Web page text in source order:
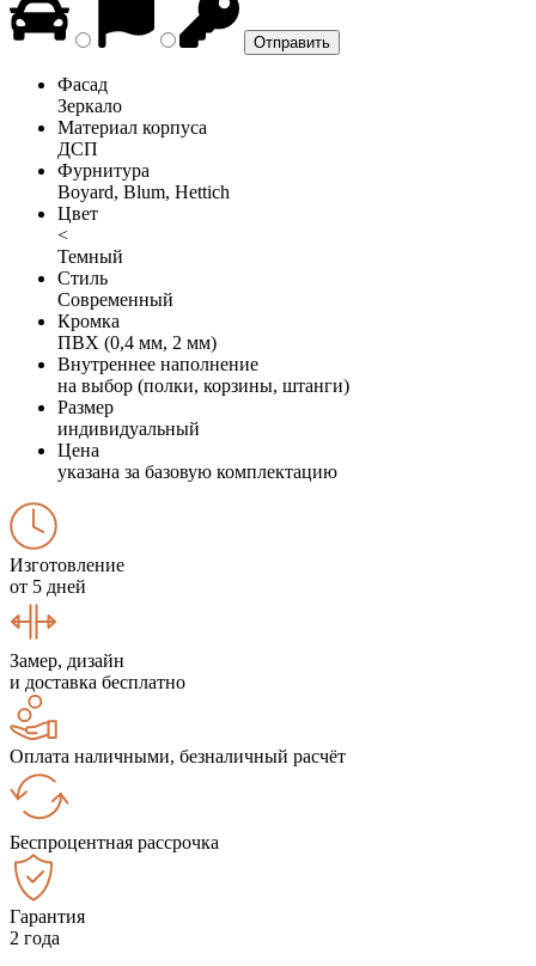
Фасад
Зеркало
Материал корпуса
ДСП
Фурнитура
Boyard, Blum, Hettich
Цвет
<
Темный
Стиль
Современный
Кромка
ПВХ (0,4 мм, 2 мм)
Внутреннее наполнение
на выбор (полки, корзины, штанги)
Размер
индивидуальный
Цена
указана за базовую комплектацию
Изготовление
от 5 дней
Замер, дизайн
и доставка бесплатно
Оплата наличными, безналичный расчёт
Беспроцентная рассрочка
Гарантия
2 года